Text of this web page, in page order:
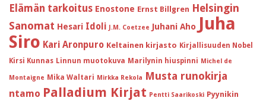
Elämän tarkoitus Enostone Ernst Billgren Helsingin
Sanomat Hesari Idoli J.M. Coetzee Juhani Aho Juha
Siro Kari Aronpuro Keltainen kirjasto Kirjallisuuden Nobel
Kirsi Kunnas Linnun muotokuva Marilynin hiuspinni Michel de
Montaigne Mika Waltari Mirkka Rekola Musta runokirja
ntamo Palladium Kirjat Pentti Saarikoski Pyynikin